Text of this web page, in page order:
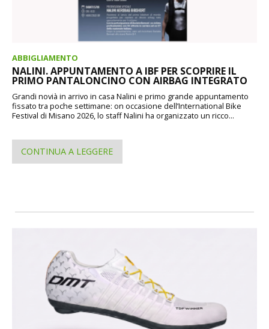
ABBIGLIAMENTO
NALINI. APPUNTAMENTO A IBF PER SCOPRIRE IL
PRIMO PANTALONCINO CON AIRBAG INTEGRATO
Grandi novià in arrivo in casa Nalini e primo grande appuntamento
fissato tra poche settimane: on occasione dell’International Bike
Festival di Misano 2026, lo staff Nalini ha organizzato un ricco...
CONTINUA A LEGGERE